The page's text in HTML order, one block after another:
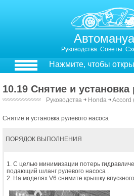
Руководства. Советы.
Нажмите, чтобы
10.19 Снятие и установка
Руководства ￫ Honda ￫Accord
Снятие и установка рулевого насоса
ПОРЯДОК ВЫПОЛНЕНИЯ
1. С целью минимизации потерь
подающий шланг рулевого насоса .
2. На моделях V6 снимите крышку